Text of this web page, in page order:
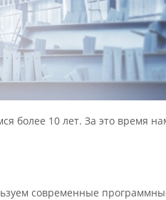
более 10 лет. За это время
современные